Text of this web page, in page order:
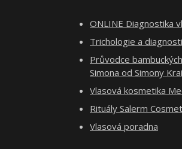
ONLINE Diagnostika
Trichologie a
Průvodce
Simona od Simony
Vlasová kosmetika
Rituály Salerm
Vlasová poradna